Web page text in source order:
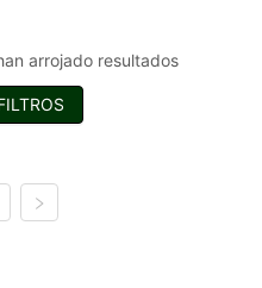
arrojado resultados